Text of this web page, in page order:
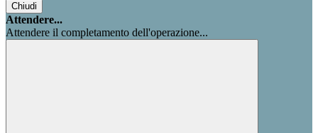
Chiudi
Attendere...
Attendere il completamento dell'operazione...